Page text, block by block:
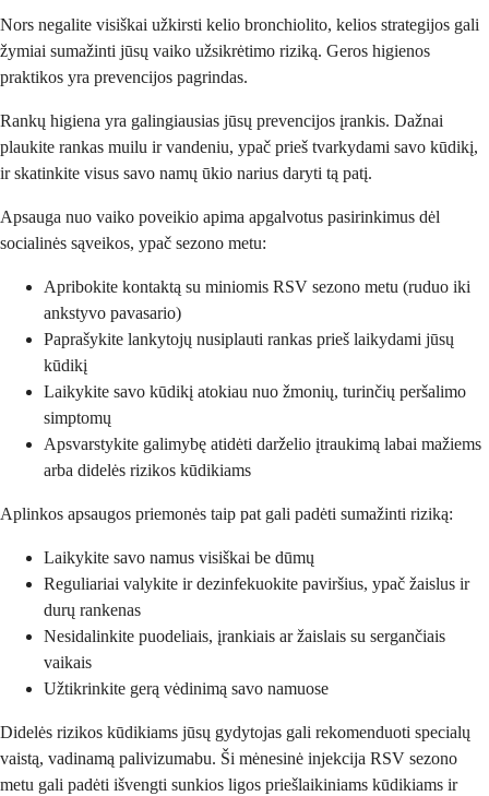
Nors negalite visiškai užkirsti kelio bronchiolito, kelios strategijos gali
žymiai sumažinti jūsų vaiko užsikrėtimo riziką. Geros higienos
praktikos yra prevencijos pagrindas.
Rankų higiena yra galingiausias jūsų prevencijos įrankis. Dažnai
plaukite rankas muilu ir vandeniu, ypač prieš tvarkydami savo kūdikį,
ir skatinkite visus savo namų ūkio narius daryti tą patį.
Apsauga nuo vaiko poveikio apima apgalvotus pasirinkimus dėl
socialinės sąveikos, ypač sezono metu:
Apribokite kontaktą su miniomis RSV sezono metu (ruduo iki
ankstyvo pavasario)
Paprašykite lankytojų nusiplauti rankas prieš laikydami jūsų
kūdikį
Laikykite savo kūdikį atokiau nuo žmonių, turinčių peršalimo
simptomų
Apsvarstykite galimybę atidėti darželio įtraukimą labai mažiems
arba didelės rizikos kūdikiams
Aplinkos apsaugos priemonės taip pat gali padėti sumažinti riziką:
Laikykite savo namus visiškai be dūmų
Reguliariai valykite ir dezinfekuokite paviršius, ypač žaislus ir
durų rankenas
Nesidalinkite puodeliais, įrankiais ar žaislais su sergančiais
vaikais
Užtikrinkite gerą vėdinimą savo namuose
Didelės rizikos kūdikiams jūsų gydytojas gali rekomenduoti specialų
vaistą, vadinamą palivizumabu. Ši mėnesinė injekcija RSV sezono
metu gali padėti išvengti sunkios ligos priešlaikiniams kūdikiams ir